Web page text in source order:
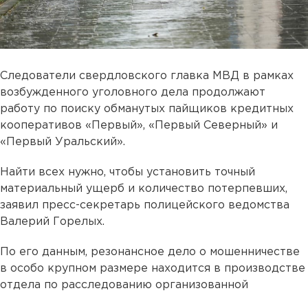
Следователи свердловского главка МВД в рамках
возбужденного уголовного дела продолжают
работу по поиску обманутых пайщиков кредитных
кооперативов «Первый», «Первый Северный» и
«Первый Уральский».
Найти всех нужно, чтобы установить точный
материальный ущерб и количество потерпевших,
заявил пресс-секретарь полицейского ведомства
Валерий Горелых.
По его данным, резонансное дело о мошенничестве
в особо крупном размере находится в производстве
отдела по расследованию организованной